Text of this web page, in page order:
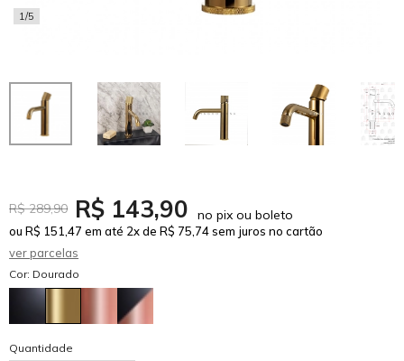
1/5
R$ 289,90 R$ 143,90 no pix ou boleto
ou R$ 151,47 em até 2x de R$ 75,74 sem juros no cartão
ver parcelas
Cor: Dourado
Quantidade